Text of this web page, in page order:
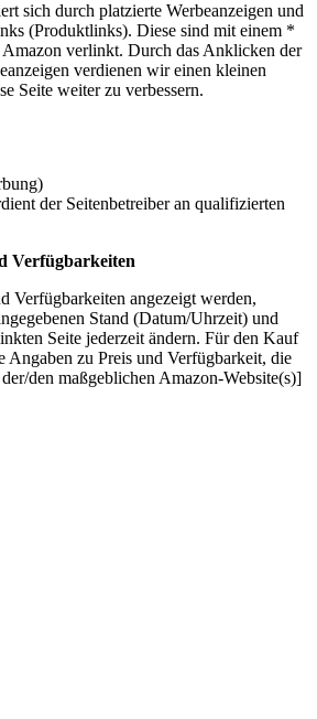
sich durch platzierte Werbeanzeigen und
(Produktlinks). Diese sind mit einem *
verlinkt. Durch das Anklicken der
verdienen wir einen kleinen
Seite weiter zu verbessern.
der Seitenbetreiber an qualifizierten
Verfügbarkeiten
Verfügbarkeiten angezeigt werden,
Stand (Datum/Uhrzeit) und
Seite jederzeit ändern. Für den Kauf
Angaben zu Preis und Verfügbarkeit, die
den maßgeblichen Amazon-Website(s)]